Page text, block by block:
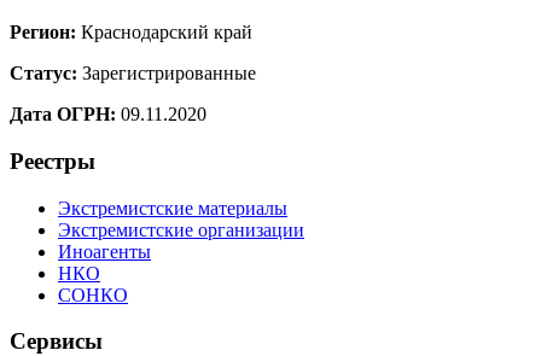
Регион: Краснодарский край
Статус: Зарегистрированные
Дата ОГРН: 09.11.2020
Реестры
Экстремистские материалы
Экстремистские организации
Иноагенты
НКО
СОНКО
Сервисы